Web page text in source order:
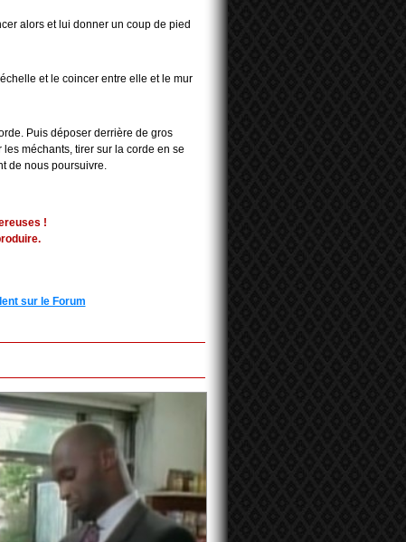
alors et lui donner un coup de pied
et le coincer entre elle et le mur
Puis déposer derrière de gros
méchants, tirer sur la corde en se
de nous poursuivre.
!
sur le Forum